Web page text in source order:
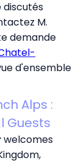
M.
demande
d'ensemble
Alps :
Guests
welcomes